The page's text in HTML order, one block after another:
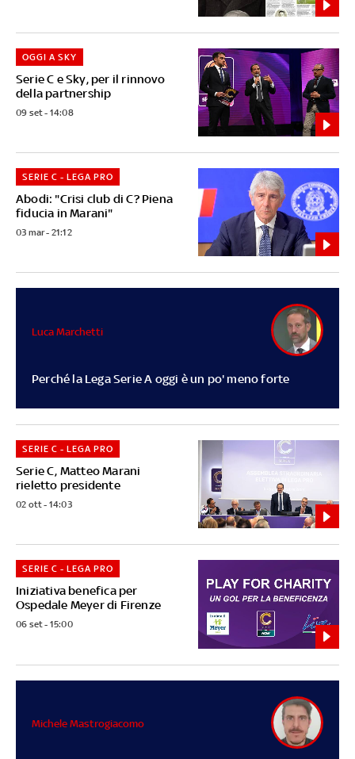
Serie C e Sky, per il rinnovo
della partnership
OGGI A SKY
09 set - 14:08
Abodi: "Crisi club di C? Piena
fiducia in Marani"
SERIE C - LEGA PRO
03 mar - 21:12
Perché la Lega Serie A oggi è un po' meno forte
Luca Marchetti
Serie C, Matteo Marani
rieletto presidente
SERIE C - LEGA PRO
02 ott - 14:03
Iniziativa benefica per
Ospedale Meyer di Firenze
SERIE C - LEGA PRO
06 set - 15:00
Michele Mastrogiacomo